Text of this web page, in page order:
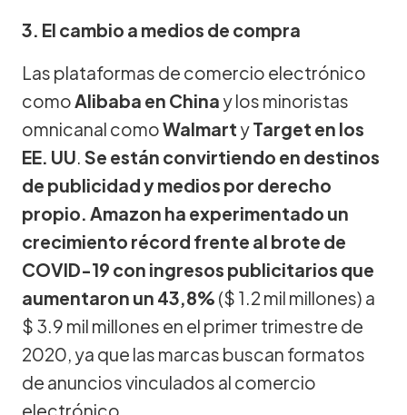
3. El cambio a medios de compra
Las plataformas de comercio electrónico
como Alibaba en China y los minoristas
omnicanal comoWalmart yTarget en los
EE. UU. Se están convirtiendo en destinos
de publicidad y medios por derecho
propio. Amazon ha experimentado un
crecimiento récord frente al brote de
COVID-19 con ingresos publicitarios que
aumentaron un 43,8% ($ 1.2 mil millones) a
$ 3.9 mil millones en el primer trimestre de
2020, ya que las marcas buscan formatos
de anuncios vinculados al comercio
electrónico.